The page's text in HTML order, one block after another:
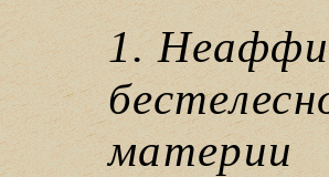
1.
материи